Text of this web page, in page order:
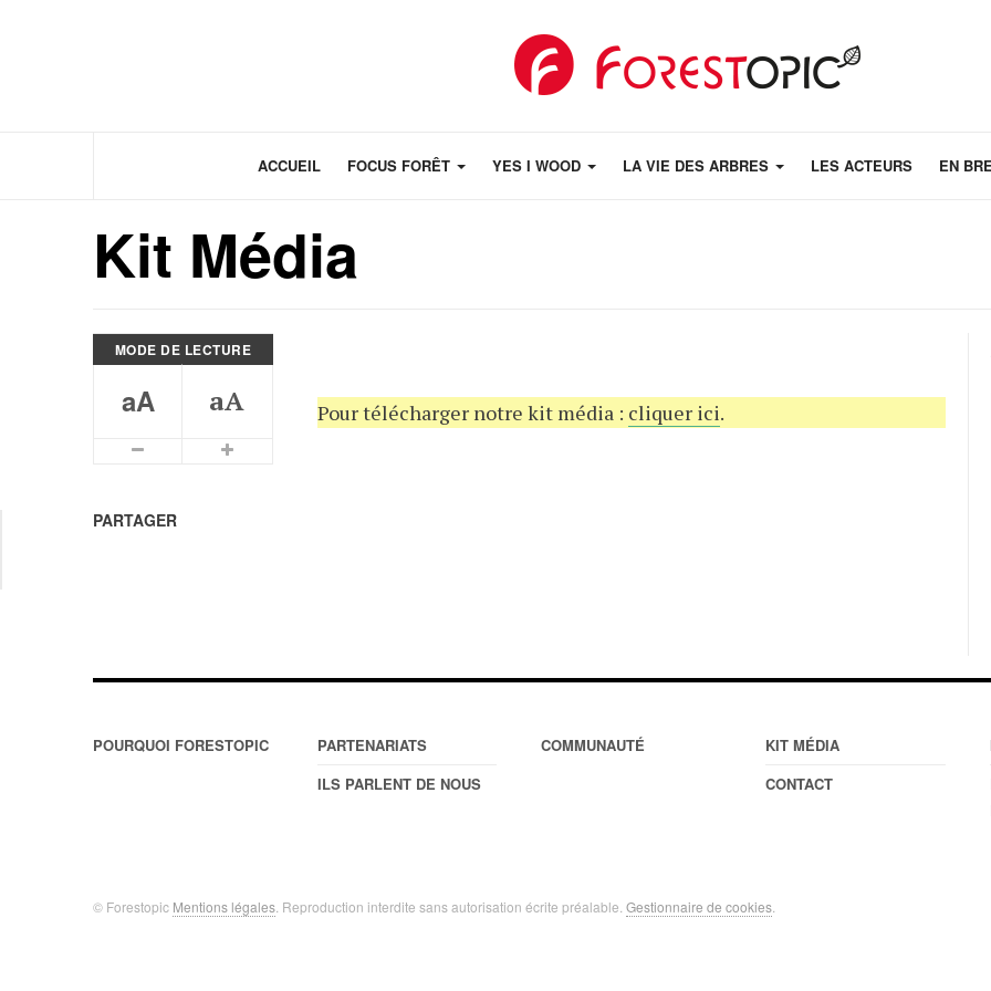
ACCUEIL FOCUS FORÊT YES I WOOD LA VIE DES ARBRES LES ACTEURS EN
Kit Média
MODE DE LECTURE
aA aA
Plus petits caractères
PARTAGER
Pour télécharger notre kit média : cliquer ici.
POURQUOI FORESTOPIC
PARTENARIATS
ILS PARLENT DE NOUS
COMMUNAUTÉ
KIT MÉDIA
CONTACT
© Forestopic Mentions légales . Reproduction interdite sans autorisation écrite préalable. Gestionnaire de cookies